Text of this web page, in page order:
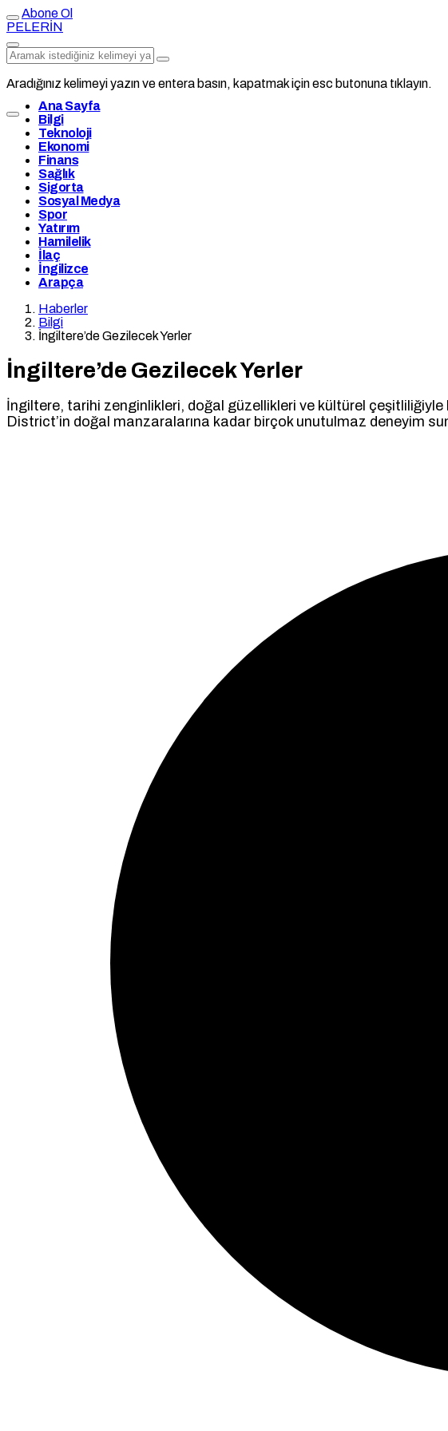
Abone Ol
PELERİN
Aradığınız kelimeyi yazın ve entera basın, kapatmak için esc butonuna tıklayın.
Ana Sayfa
Bilgi
Teknoloji
Ekonomi
Finans
Sağlık
Sigorta
Sosyal Medya
Spor
Yatırım
Hamilelik
İlaç
İngilizce
Arapça
Haberler
Bilgi
İngiltere’de Gezilecek Yerler
İngiltere’de Gezilecek Yerler
İngiltere, tarihi zenginlikleri, doğal güzellikleri ve kültürel çeşitliliğiyle
District’in doğal manzaralarına kadar birçok unutulmaz deneyim